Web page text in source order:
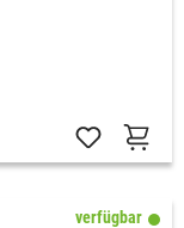
verfügbar